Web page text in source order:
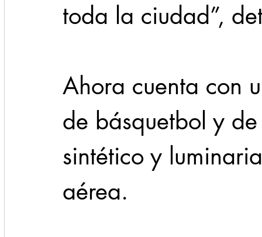
toda la ciudad”,
Ahora cuenta con
de básquetbol y
sintético y
aérea.